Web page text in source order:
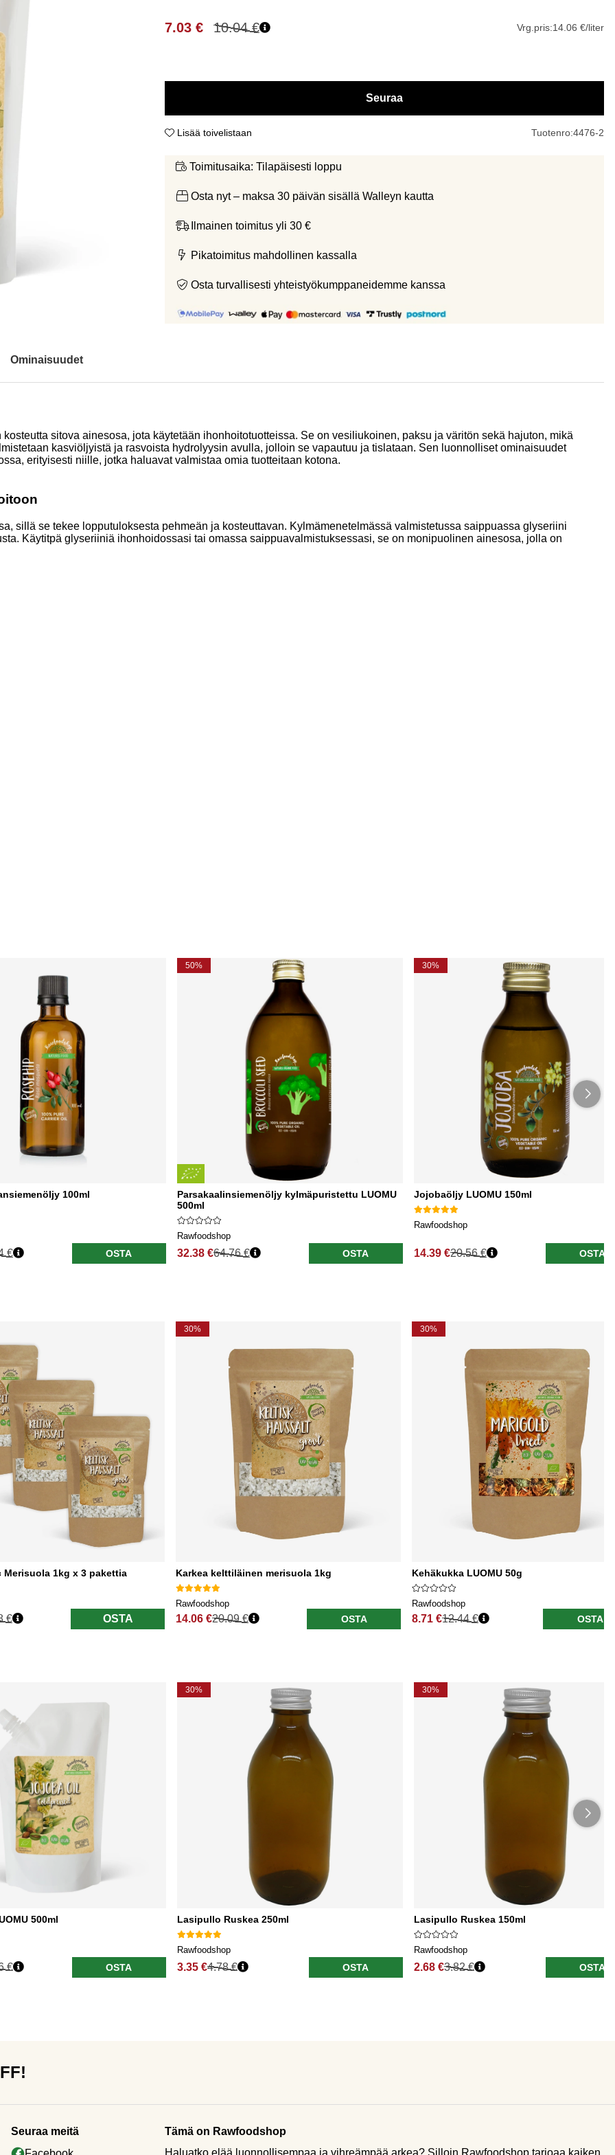
10.04€
7.03 € Vrg.pris:14.06 €/liter
Seuraa
Lisää toivelistaan Tuotenro:4476-2
Toimitusaika: Tilapäisesti loppu
Osta nyt – maksa 30 päivän sisällä Walleyn kautta
Ilmainen toimitus yli 30 €
Pikatoimitus mahdollinen kassalla
Osta turvallisesti yhteistyökumppaneidemme kanssa
Ominaisuudet
sitova ainesosa, jota käytetään ihonhoitotuotteissa. Se on vesiliukoinen, paksu ja väritön sekä hajuton, mikä
kasviöljyistä ja rasvoista hydrolyysin avulla, jolloin se vapautuu ja tislataan. Sen luonnolliset ominaisuudet
erityisesti niille, jotka haluavat valmistaa omia tuotteitaan kotona.
sillä se tekee lopputuloksesta pehmeän ja kosteuttavan. Kylmämenetelmässä valmistetussa saippuassa glyseriini
Käytitpä glyseriiniä ihonhoidossasi tai omassa saippuavalmistuksessasi, se on monipuolinen ainesosa, jolla on
100ml
€ OSTA
50%
Parsakaalinsiemenöljy kylmäpuristettu LUOMU
500ml
Rawfoodshop
32.38 €64.76 € OSTA
30%
Jojobaöljy LUOMU 150ml
Rawfoodshop
14.39 €20.56 € OSTA
Merisuola 1kg x 3 pakettia
€ OSTA
30%
Karkea kelttiläinen merisuola 1kg
Rawfoodshop
14.06 €
Normaali hinta
20.09 € OSTA
30%
Kehäkukka LUOMU 50g
Rawfoodshop
8.71 €
Normaali hinta
12.44 € OSTA
500ml
€ OSTA
30%
Lasipullo Ruskea 250ml
Rawfoodshop
3.35 €4.78 € OSTA
30%
Lasipullo Ruskea 150ml
Rawfoodshop
2.68 €3.82 € OSTA
Seuraa meitä
Tämä on Rawfoodshop
Haluatko elää luonnollisempaa ja vihreämpää arkea? Silloin Rawfoodshop tarjoaa kaiken